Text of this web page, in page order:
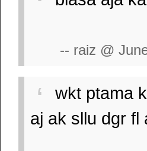
-- raiz @
wkt ptama
aj ak sllu dgr fl